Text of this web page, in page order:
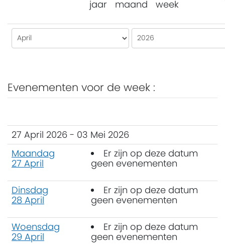
jaar
maand
week
Evenementen voor de week :
27 April 2026 - 03 Mei 2026
Maandag
27 April
Er zijn op deze datum
geen evenementen
Dinsdag
28 April
Er zijn op deze datum
geen evenementen
Woensdag
29 April
Er zijn op deze datum
geen evenementen